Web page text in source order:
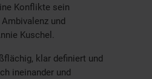
Konflikte sein
und
Kuschel.
klar definiert und
ineinander und